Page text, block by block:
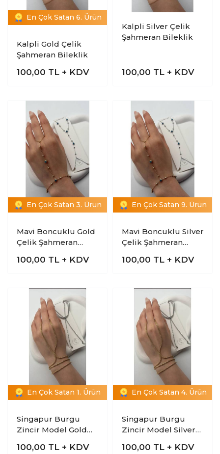
En Çok Satan 6. Ürün
Kalpli Gold Çelik
Şahmeran Bileklik
100,00 TL + KDV
Kalpli Silver Çelik
Şahmeran Bileklik
100,00 TL + KDV
En Çok Satan 3. Ürün
Mavi Boncuklu Gold
Çelik Şahmeran
100,00 TL + KDV
En Çok Satan 9. Ürün
Mavi Boncuklu Silver
Çelik Şahmeran
100,00 TL + KDV
En Çok Satan 1. Ürün
Singapur Burgu
Zincir Model Gold
Bileklik
100,00 TL + KDV
En Çok Satan 4. Ürün
Singapur Burgu
Zincir Model Silver
Bileklik
100,00 TL + KDV